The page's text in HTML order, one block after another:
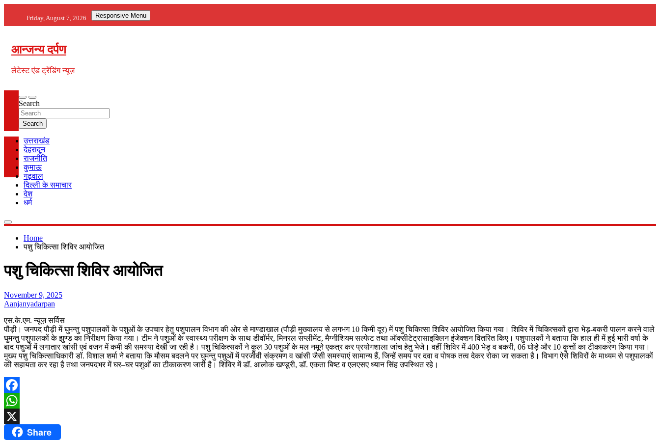
content
Friday, August 7, 2026 Responsive Menu
आन्जन्य दर्पण
लेटेस्ट एंड ट्रेंडिंग न्यूज़
Search
Search
उत्तराखंड
देहरादून
राजनीति
कुमाऊ
गढ़वाल
दिल्ली के समाचार
देश
धर्म
Home
पशु चिकित्सा शिविर आयोजित
पशु चिकित्सा शिविर आयोजित
November 9, 2025
Aanjanyadarpan
एस.के.एम. न्यूज़ सर्विस
पौड़ी। जनपद पौड़ी में घुमन्तु पशुपालकों के पशुओं के उपचार हेतु पशुपालन विभाग की ओर से माण्डाखाल (पौड़ी मुख्यालय से लगभग 10 किमी दूर) में पशु चिकित्सा शिविर आयोजित किया गया। शिविर में चिकित्सकों द्वारा भेड़‐बकरी पालन करने वाले
घुमन्तु पशुपालकों के झुण्ड का निरीक्षण किया गया। टीम ने पशुओं के स्वास्थ्य परीक्षण के साथ डीवॉर्मर, मिनरल सप्लीमेंट, मैग्नीशियम सल्फेट तथा ऑक्सीटेट्रासाइक्लिन इंजेक्शन वितरित किए। पशुपालकों ने बताया कि हाल ही में हुई भारी वर्षा के
बाद पशुओं में लगातार खांसी एवं वजन में कमी की समस्या देखी जा रही है। पशु चिकित्सकों ने कुल 30 पशुओं के मल नमूने एकत्र कर प्रयोगशाला जांच हेतु भेजे। वहीं शिविर में 400 भेड़ व बकरी, 06 घोड़े और 10 कुत्तों का टीकाकरण किया गया।
मुख्य पशु चिकित्साधिकारी डॉ. विशाल शर्मा ने बताया कि मौसम बदलने पर घुमन्तु पशुओं में परजीवी संक्रमण व खांसी जैसी समस्याएं सामान्य हैं, जिन्हें समय पर दवा व पोषक तत्व देकर रोका जा सकता है। विभाग ऐसे शिविरों के माध्यम से पशुपालकों
की सहायता कर रहा है तथा जनपदभर में घर–घर पशुओं का टीकाकरण जारी है। शिविर में डॉ. आलोक खण्डूरी, डॉ. एकता बिष्ट व एलएसए ध्यान सिंह उपस्थित रहे।
Facebook
WhatsApp
Share